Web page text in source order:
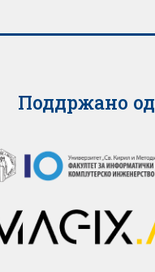
Поддржано од